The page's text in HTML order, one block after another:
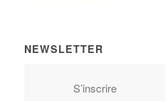
NEWSLETTER
S’inscrire